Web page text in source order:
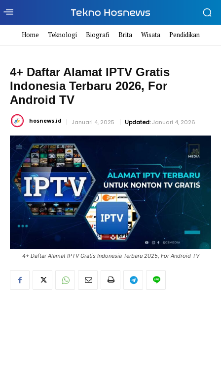
Home Teknologi Biografi Brita Wisata Pendidikan
4+ Daftar Alamat IPTV Gratis
Indonesia Terbaru 2026, For
Android TV
hosnews.id Januari 4, 2025 Updated: Januari 4, 2026
4+ Daftar Alamat IPTV Gratis Indonesia Terbaru 2025, For Android TV